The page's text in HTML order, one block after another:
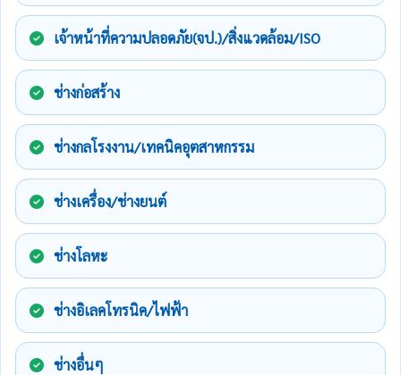
เจ้าหน้าที่ความปลอดภัย(จป.)/สิ่งแวดล้อม/ISO
ช่างก่อสร้าง
ช่างกลโรงงาน/เทคนิคอุตสาหกรรม
ช่างเครื่อง/ช่างยนต์
ช่างโลหะ
ช่างอิเลคโทรนิค/ไฟฟ้า
ช่างอื่นๆ